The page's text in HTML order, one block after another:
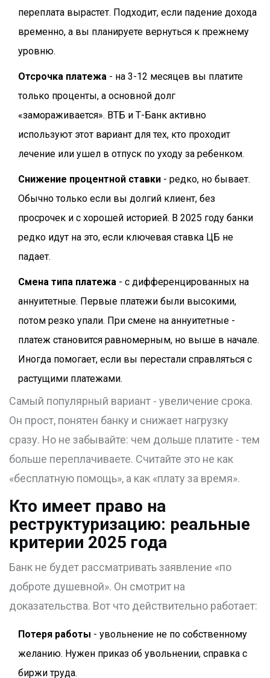
переплата вырастет. Подходит, если падение дохода
временно, а вы планируете вернуться к прежнему
уровню.
Отсрочка платежа - на 3-12 месяцев вы платите
только проценты, а основной долг
«замораживается». ВТБ и Т-Банк активно
используют этот вариант для тех, кто проходит
лечение или ушел в отпуск по уходу за ребенком.
Снижение процентной ставки - редко, но бывает.
Обычно только если вы долгий клиент, без
просрочек и с хорошей историей. В 2025 году банки
редко идут на это, если ключевая ставка ЦБ не
падает.
Смена типа платежа - с дифференцированных на
аннуитетные. Первые платежи были высокими,
потом резко упали. При смене на аннуитетные -
платеж становится равномерным, но выше в начале.
Иногда помогает, если вы перестали справляться с
растущими платежами.
Самый популярный вариант - увеличение срока.
Он прост, понятен банку и снижает нагрузку
сразу. Но не забывайте: чем дольше платите - тем
больше переплачиваете. Считайте это не как
«бесплатную помощь», а как «плату за время».
Кто имеет право на
реструктуризацию: реальные
критерии 2025 года
Банк не будет рассматривать заявление «по
доброте душевной». Он смотрит на
доказательства. Вот что действительно работает:
Потеря работы - увольнение не по собственному
желанию. Нужен приказ об увольнении, справка с
биржи труда.